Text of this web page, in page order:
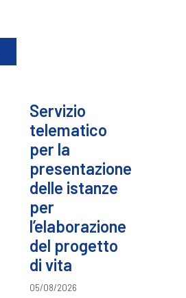
Servizio
telematico
per la
presentazione
delle istanze
per
l’elaborazione
del progetto
di vita
05/08/2026